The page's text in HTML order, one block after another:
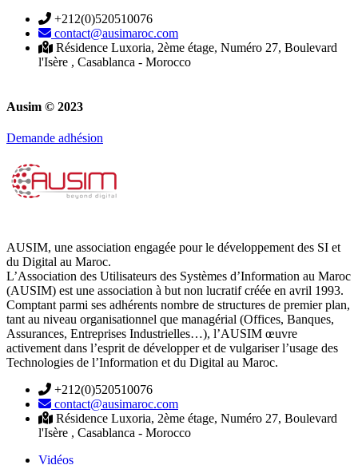
+212(0)520510076
contact@ausimaroc.com
Résidence Luxoria, 2ème étage, Numéro 27, Boulevard
l'Isère , Casablanca - Morocco
Ausim © 2023
Demande adhésion
AUSIM, une association engagée pour le développement des SI et
du Digital au Maroc.
L’Association des Utilisateurs des Systèmes d’Information au Maroc
(AUSIM) est une association à but non lucratif créée en avril 1993.
Comptant parmi ses adhérents nombre de structures de premier plan,
tant au niveau organisationnel que managérial (Offices, Banques,
Assurances, Entreprises Industrielles…), l’AUSIM œuvre
activement dans l’esprit de développer et de vulgariser l’usage des
Technologies de l’Information et du Digital au Maroc.
+212(0)520510076
contact@ausimaroc.com
Résidence Luxoria, 2ème étage, Numéro 27, Boulevard
l'Isère , Casablanca - Morocco
Vidéos